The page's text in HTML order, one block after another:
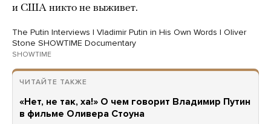
и США никто не выживет.
The Putin Interviews | Vladimir Putin in His Own Words | Oliver
Stone SHOWTIME Documentary
SHOWTIME
ЧИТАЙТЕ ТАКЖЕ
«Нет, не так, ха!» О чем говорит Владимир Путин
в фильме Оливера Стоуна